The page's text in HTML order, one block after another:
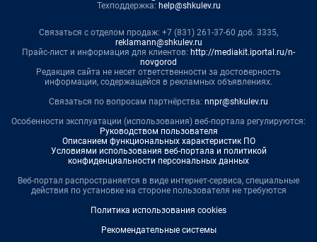
Техподдержка: help@shkulev.ru
Связаться с отделом продаж: +7 (831) 261-37-60 доб. 3335,
reklamann@shkulev.ru
Прайс-лист и информация для клиентов: http://mediakit.iportal.ru/n-
novgorod
Редакция сайта не несет ответственности за достоверность
информации, содержащейся в рекламных объявлениях.
Связаться по вопросам партнёрства: nnpr@shkulev.ru
Особенности эксплуатации (использования) веб-портала регулируются:
Руководством пользователя
Описанием функциональных характеристик ПО
Условиями использования веб-портала и политикой
конфиденциальности персональных данных
Веб-портал распространяется в виде интернет-сервиса, специальные
действия по установке на стороне пользователя не требуются
Политика использования cookies
Рекомендательные системы